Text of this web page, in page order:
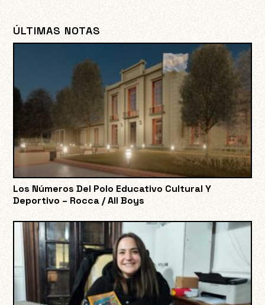
ÚLTIMAS NOTAS
Los Números Del Polo Educativo Cultural Y
Deportivo – Rocca / All Boys